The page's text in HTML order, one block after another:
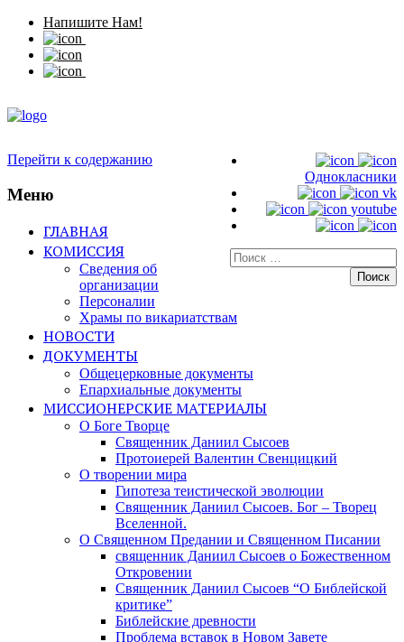
Напишите Нам!
Однокласники
vk
youtube
Искать:
Перейти к содержанию
Меню
ГЛАВНАЯ
КОМИССИЯ
Сведения об
организации
Персоналии
Храмы по викариатствам
НОВОСТИ
ДОКУМЕНТЫ
Общецерковные документы
Епархиальные документы
МИССИОНЕРСКИЕ МАТЕРИАЛЫ
О Боге Творце
Священник Даниил Сысоев
Протоиерей Валентин Свенцицкий
О творении мира
Гипотеза теистической эволюции
Священник Даниил Сысоев. Бог – Творец
Вселенной.
О Священном Предании и Священном Писании
священник Даниил Сысоев о Божественном
Откровении
Священник Даниил Сысоев “О Библейской
критике”
Библейские древности
Проблема вставок в Новом Завете